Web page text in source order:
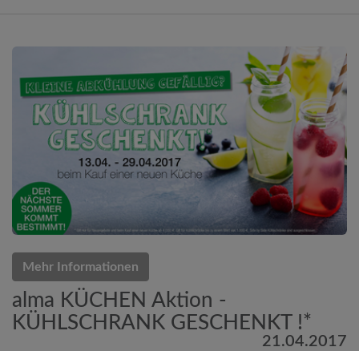
Mehr Informationen
alma KÜCHEN Aktion -
KÜHLSCHRANK GESCHENKT !*
21.04.2017